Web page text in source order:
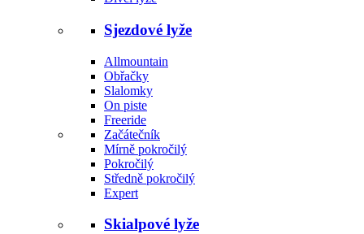
Sjezdové lyže
Allmountain
Obřačky
Slalomky
On piste
Freeride
Začátečník
Mírně pokročilý
Pokročilý
Středně pokročilý
Expert
Skialpové lyže